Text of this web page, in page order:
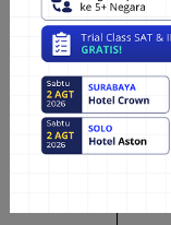
Adapun ranking
QS World